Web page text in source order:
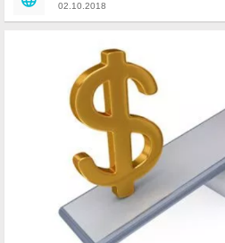
02.10.2018